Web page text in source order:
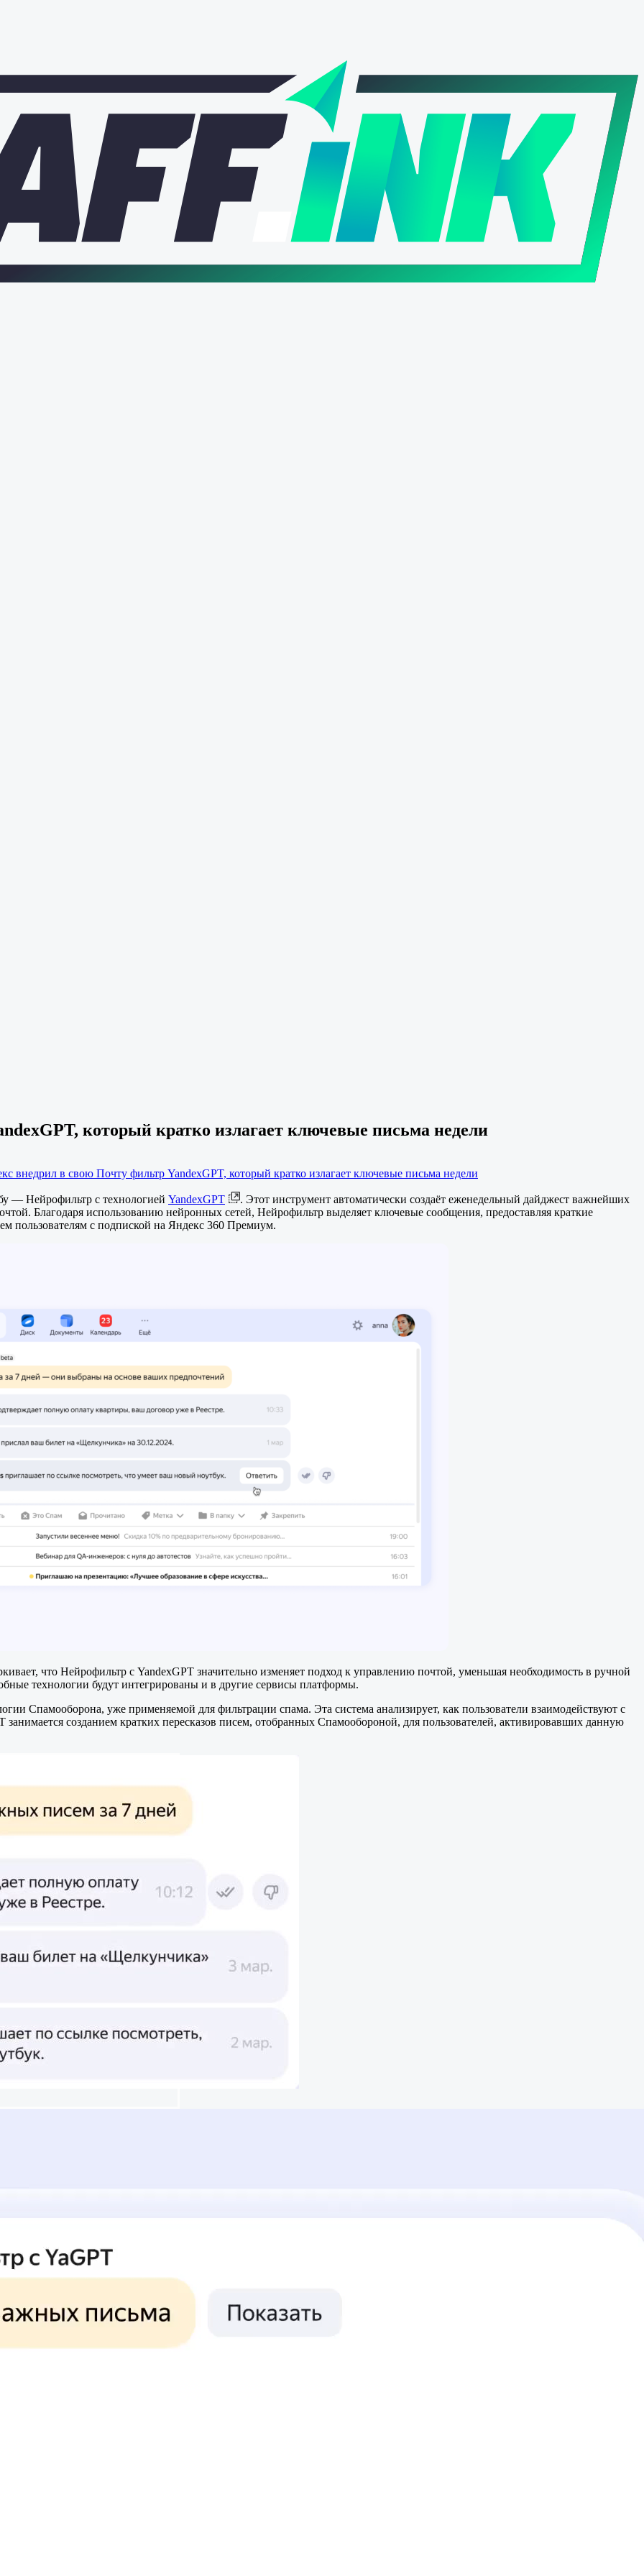
который кратко излагает ключевые письма недели
внедрил в свою Почту фильтр YandexGPT, который кратко излагает ключевые письма недели
— Нейрофильтр с технологией YandexGPT
. Этот инструмент автоматически создаёт еженедельный дайджест важнейших
Благодаря использованию нейронных сетей, Нейрофильтр выделяет ключевые сообщения, предоставляя краткие
пользователям с подпиской на Яндекс 360 Премиум.
что Нейрофильтр с YandexGPT значительно изменяет подход к управлению почтой, уменьшая необходимость в ручной
технологии будут интегрированы и в другие сервисы платформы.
Спамооборона, уже применяемой для фильтрации спама. Эта система анализирует, как пользователи взаимодействуют с
созданием кратких пересказов писем, отобранных Спамообороной, для пользователей, активировавших данную